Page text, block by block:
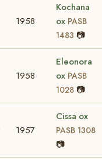
1958
Kochana
ox PASB
1483 📷
1958
Eleonora
ox PASB
1028 📷
1957
Cissa ox
PASB 1308
📷